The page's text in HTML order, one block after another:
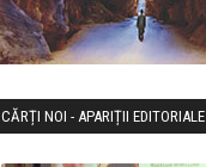
CĂRȚI NOI - APARIȚII EDITORIALE